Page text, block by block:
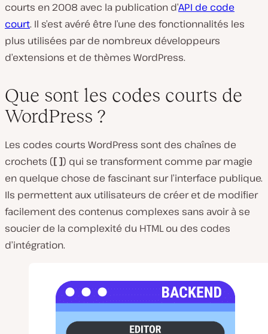
courts en 2008 avec la publication d’API de code
court. Il s’est avéré être l’une des fonctionnalités les
plus utilisées par de nombreux développeurs
d’extensions et de thèmes WordPress.
Que sont les codes courts de
WordPress ?
Les codes courts WordPress sont des chaînes de
crochets ([ ]) qui se transforment comme par magie
en quelque chose de fascinant sur l’interface publique.
Ils permettent aux utilisateurs de créer et de modifier
facilement des contenus complexes sans avoir à se
soucier de la complexité du HTML ou des codes
d’intégration.